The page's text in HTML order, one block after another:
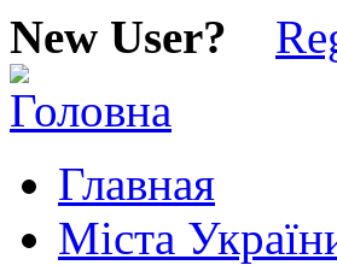
New User?
Главная
Міста